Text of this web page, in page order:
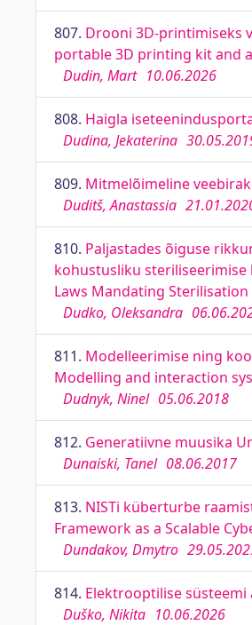
807. Drooni 3D-printimiseks
portable 3D printing kit and
Dudin, Mart 10.06.2026
808. Haigla
Dudina, Jekaterina
809. Mitmelõimeline
Duditš, Anastassia
810. Paljastades õiguse
kohustusliku steriliseerimise
Laws Mandating
Dudko, Oleksandra
811. Modelleerimise ning
Modelling and interaction
Dudnyk, Ninel 05.06.2018
812. Generatiivne muusika
Dunaiski, Tanel 08.06.2017
813. NISTi küberturbe
Framework as a Scalable
Dundakov, Dmytro
814. Elektrooptilise
Duško, Nikita 10.06.2026